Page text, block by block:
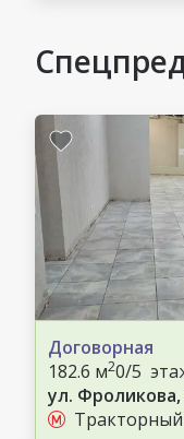
Договорная
182.6 м20/5
ул.